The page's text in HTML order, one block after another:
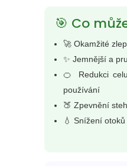
🎯 Co
🚀 Okamžité
✨ Jemnější a
🍊 Redukci
používání
🍑 Zpevnění
💧 Snížení otoků